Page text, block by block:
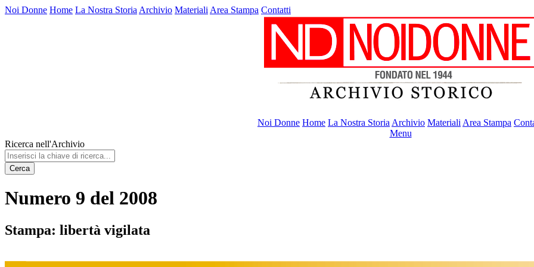
Noi Donne Home La Nostra Storia Archivio Materiali Area Stampa Contatti
Noi Donne Home La Nostra Storia Archivio Materiali Area Stampa
Menu
Ricerca nell'Archivio
Cerca
Numero 9 del 2008
Stampa: libertà vigilata